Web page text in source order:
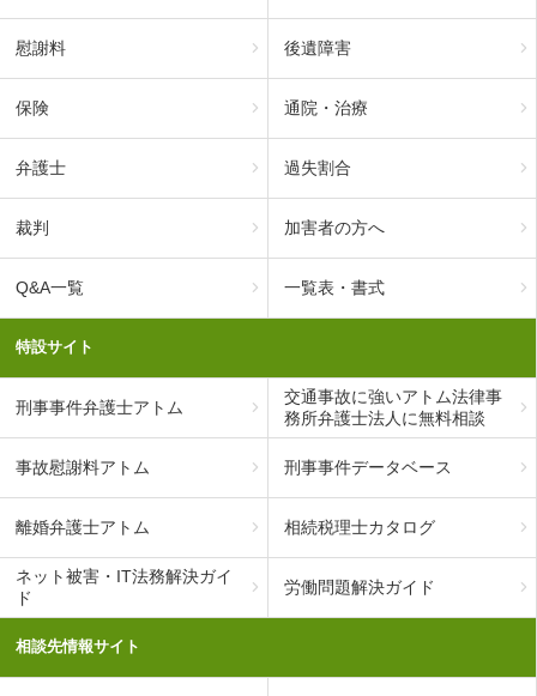
慰謝料 後遺障害
保険 通院・治療
弁護士 過失割合
裁判 加害者の方へ
Q&A一覧 一覧表・書式
特設サイト
刑事事件弁護士アトム
交通事故に強いアトム法律事
務所弁護士法人に無料相談
事故慰謝料アトム 刑事事件データベース
離婚弁護士アトム 相続税理士カタログ
ネット被害・IT法務解決ガイ
ド
労働問題解決ガイド
相談先情報サイト